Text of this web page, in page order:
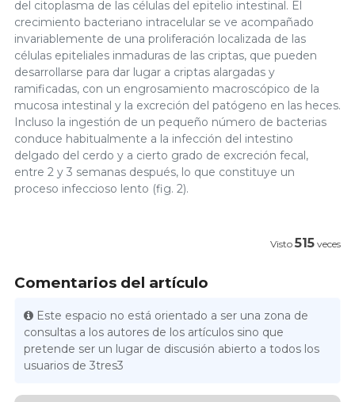
del citoplasma de las células del epitelio intestinal. El
crecimiento bacteriano intracelular se ve acompañado
invariablemente de una proliferación localizada de las
células epiteliales inmaduras de las criptas, que pueden
desarrollarse para dar lugar a criptas alargadas y
ramificadas, con un engrosamiento macroscópico de la
mucosa intestinal y la excreción del patógeno en las heces.
Incluso la ingestión de un pequeño número de bacterias
conduce habitualmente a la infección del intestino
delgado del cerdo y a cierto grado de excreción fecal,
entre 2 y 3 semanas después, lo que constituye un
proceso infeccioso lento (fig. 2).
Visto 515 veces
Comentarios del artículo
Este espacio no está orientado a ser una zona de
consultas a los autores de los artículos sino que
pretende ser un lugar de discusión abierto a todos los
usuarios de 3tres3